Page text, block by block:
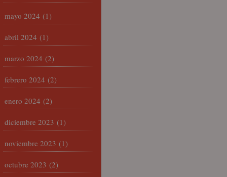
mayo 2024 (1)
abril 2024 (1)
marzo 2024 (2)
febrero 2024 (2)
enero 2024 (2)
diciembre 2023 (1)
noviembre 2023 (1)
octubre 2023 (2)